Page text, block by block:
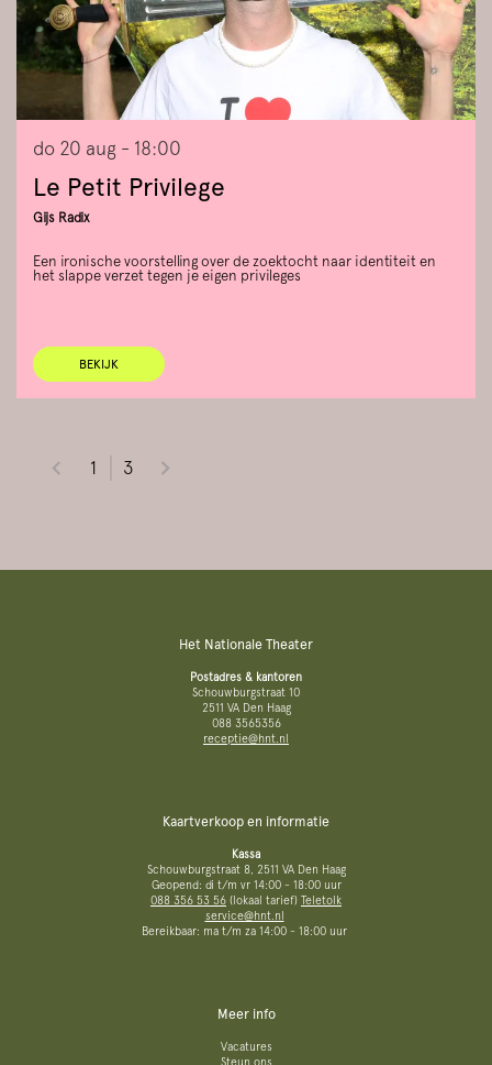
Le Petit Privilege
Gijs Radix
Een ironische voorstelling over de zoektocht naar identiteit en
het slappe verzet tegen je eigen privileges
do 20 aug - 18:00
BEKIJK
1 3
Het Nationale Theater
Postadres & kantoren
Schouwburgstraat 10
2511 VA Den Haag
088 3565356
receptie@hnt.nl
Kaartverkoop en informatie
Kassa
Schouwburgstraat 8, 2511 VA Den Haag
Geopend: di t/m vr 14:00 - 18:00 uur
088 356 53 56 (lokaal tarief) Teletolk
service@hnt.nl
Bereikbaar: ma t/m za 14:00 - 18:00 uur
Meer info
Vacatures